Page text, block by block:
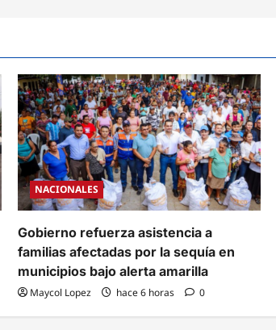
NACIONALES
Gobierno refuerza asistencia a
familias afectadas por la sequía en
municipios bajo alerta amarilla
Maycol Lopez hace 6 horas 0